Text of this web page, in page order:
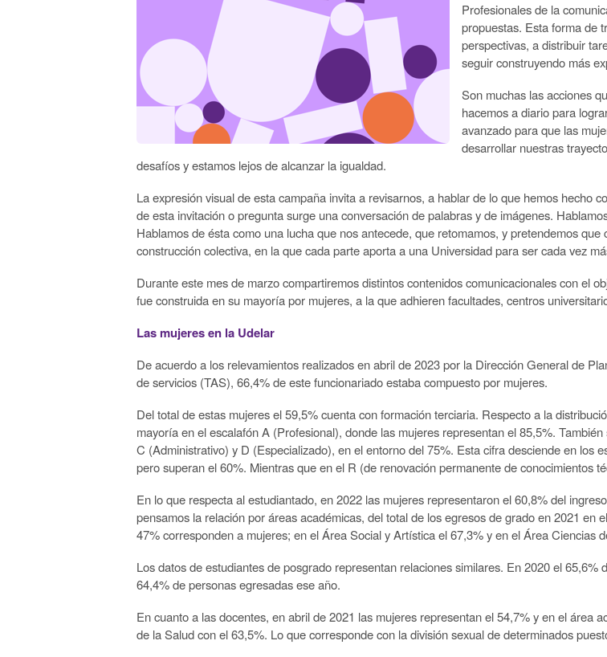
Profesionales de la
propuestas. Esta forma de
perspectivas, a distribuir
seguir construyendo más
Son muchas las acciones
hacemos a diario para
avanzado para que las
desarrollar nuestras
desafíos y estamos lejos de alcanzar la igualdad.
La expresión visual de esta campaña invita a revisarnos, a hablar de lo que hemos hecho
de esta invitación o pregunta surge una conversación de palabras y de imágenes. Hablamos
Hablamos de ésta como una lucha que nos antecede, que retomamos, y pretendemos
construcción colectiva, en la que cada parte aporta a una Universidad para ser cada vez
Durante este mes de marzo compartiremos distintos contenidos comunicacionales con el
fue construida en su mayoría por mujeres, a la que adhieren facultades, centros
Las mujeres en la Udelar
De acuerdo a los relevamientos realizados en abril de 2023 por la Dirección General de
de servicios (TAS), 66,4% de este funcionariado estaba compuesto por mujeres.
Del total de estas mujeres el 59,5% cuenta con formación terciaria. Respecto a la
mayoría en el escalafón A (Profesional), donde las mujeres representan el 85,5%.
C (Administrativo) y D (Especializado), en el entorno del 75%. Esta cifra desciende en los
pero superan el 60%. Mientras que en el R (de renovación permanente de conocimientos
En lo que respecta al estudiantado, en 2022 las mujeres representaron el 60,8% del
pensamos la relación por áreas académicas, del total de los egresos de grado en 2021
47% corresponden a mujeres; en el Área Social y Artística el 67,3% y en el Área Ciencias
Los datos de estudiantes de posgrado representan relaciones similares. En 2020 el65,6%
64,4% de personas egresadas ese año.
En cuanto a las docentes, en abril de 2021 las mujeres representan el 54,7% y en el área
de la Salud con el 63,5%. Lo que corresponde con la división sexual de determinados